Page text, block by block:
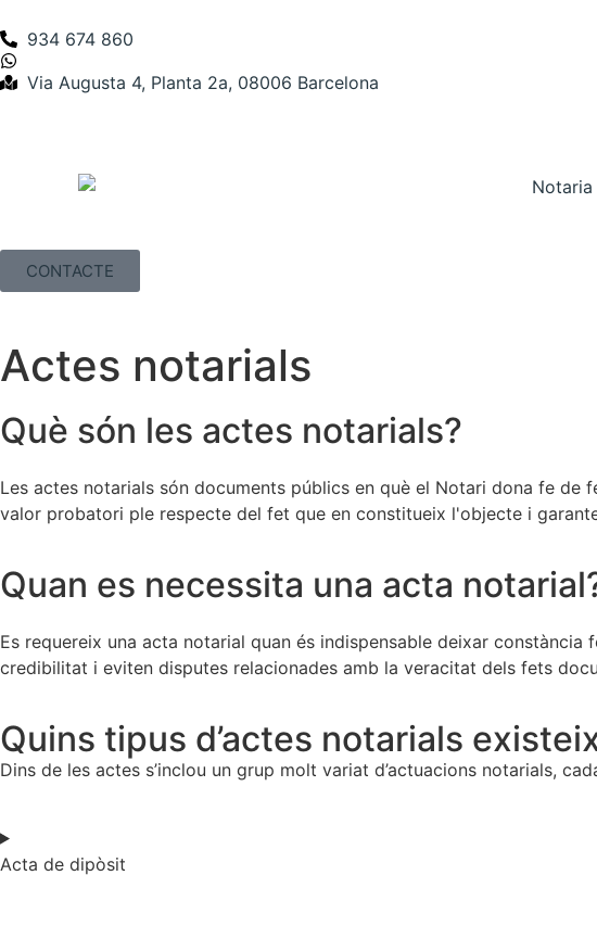
934 674 860
Via Augusta 4, Planta 2a, 08006 Barcelona
CONTACTE
Actes notarials
Què són les actes notarials?
Les actes notarials són documents públics en què el Notari dona fe
valor probatori ple respecte del fet que en constitueix l'objecte i
Quan es necessita una acta
Es requereix una acta notarial quan és indispensable deixar
credibilitat i eviten disputes relacionades amb la veracitat dels fets
Quins tipus d’actes notarials
Dins de les actes s’inclou un grup molt variat d’actuacions notarials,
Acta de dipòsit